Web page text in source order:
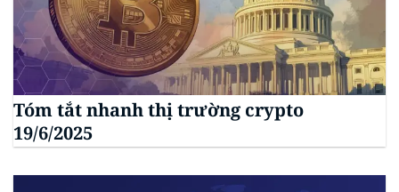
Tóm tắt nhanh thị trường crypto
19/6/2025